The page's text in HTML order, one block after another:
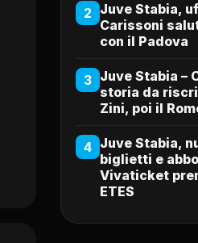
2 Juve Stabia,
Carissoni
con il Padova
3 Juve Stabia –
storia da
Zini, poi il
4 Juve Stabia,
biglietti e
Vivaticket
ETES